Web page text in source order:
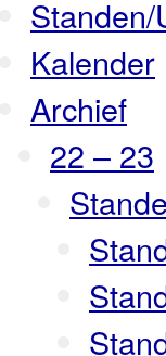
Standen/
Kalender
Archief
22 – 23